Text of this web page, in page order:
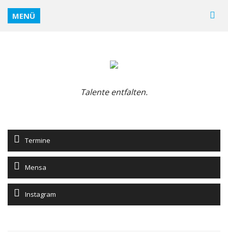
MENÜ
Talente entfalten.
Termine
Mensa
Instagram